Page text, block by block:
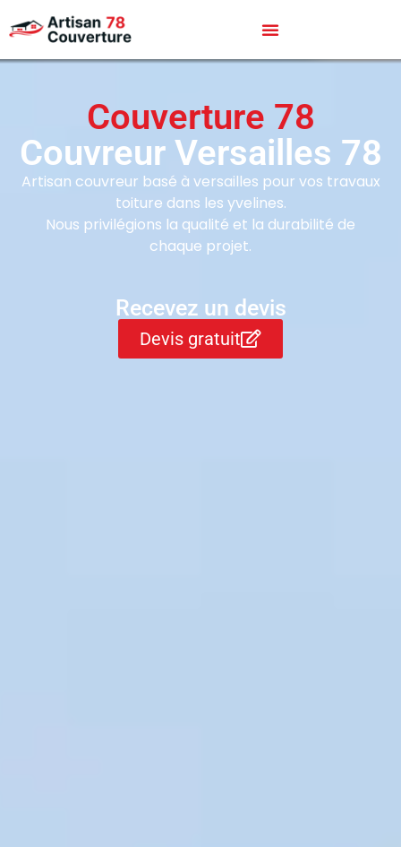
Couverture 78
Couvreur Versailles 78
Artisan couvreur basé à versailles pour vos travaux
toiture dans les yvelines.
Nous privilégions la qualité et la durabilité de
chaque projet.
Recevez un devis
Devis gratuit